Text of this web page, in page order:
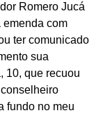
Romero Jucá
emenda com
ter comunicado
sua
10, que recuou
fundo no meu